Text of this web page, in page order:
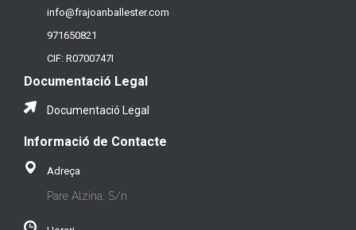
info@frajoanballester.com
971650821
CIF: R0700747I
Documentació Legal
Documentació Legal
Informació de Contacte
Adreça
Pare Alzina, S/n